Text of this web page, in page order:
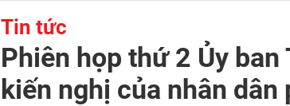
Tin tức
Phiên họp thứ 2 Ủy
kiến nghị của nhân dân